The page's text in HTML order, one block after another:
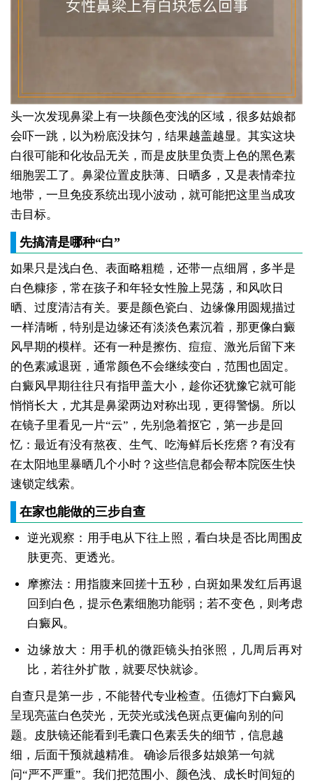
头一次发现鼻梁上有一块颜色变浅的区域，很多姑娘都
会吓一跳，以为粉底没抹匀，结果越盖越显。其实这块
白很可能和化妆品无关，而是皮肤里负责上色的黑色素
细胞罢工了。鼻梁位置皮肤薄、日晒多，又是表情牵拉
地带，一旦免疫系统出现小波动，就可能把这里当成攻
击目标。
先搞清是哪种“白”
如果只是浅白色、表面略粗糙，还带一点细屑，多半是
白色糠疹，常在孩子和年轻女性脸上晃荡，和风吹日
晒、过度清洁有关。要是颜色瓷白、边缘像用圆规描过
一样清晰，特别是边缘还有淡淡色素沉着，那更像白癜
风早期的模样。还有一种是擦伤、痘痘、激光后留下来
的色素减退斑，通常颜色不会继续变白，范围也固定。
白癜风早期往往只有指甲盖大小，趁你还犹豫它就可能
悄悄长大，尤其是鼻梁两边对称出现，更得警惕。所以
在镜子里看见一片“云”，先别急着抠它，第一步是回
忆：最近有没有熬夜、生气、吃海鲜后长疙瘩？有没有
在太阳地里暴晒几个小时？这些信息都会帮本院医生快
速锁定线索。
在家也能做的三步自查
逆光观察：用手电从下往上照，看白块是否比周围皮
肤更亮、更透光。
摩擦法：用指腹来回搓十五秒，白斑如果发红后再退
回到白色，提示色素细胞功能弱；若不变色，则考虑
白癜风。
边缘放大：用手机的微距镜头拍张照，几周后再对
比，若往外扩散，就要尽快就诊。
自查只是第一步，不能替代专业检查。伍德灯下白癜风
呈现亮蓝白色荧光，无荧光或浅色斑点更偏向别的问
题。皮肤镜还能看到毛囊口色素丢失的细节，信息越
细，后面干预就越精准。
确诊后很多姑娘第一句就
问“严不严重”。我们把范围小、颜色浅、成长时间短的